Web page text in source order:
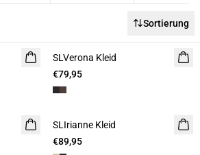
Sortierung
SLVerona Kleid
€79,95
SLIrianne Kleid
€89,95